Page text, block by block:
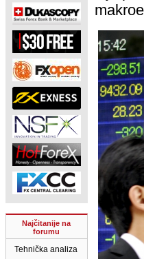
Najčitanije na
forumu
Tehnička analiza